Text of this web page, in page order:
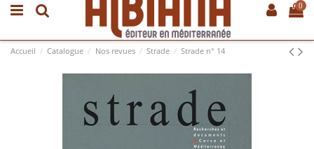
0
Accueil Catalogue Nos revues Strade Strade n° 14